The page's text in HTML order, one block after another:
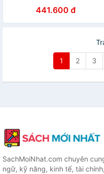
441.600 đ
1 2 3
SachMoiNhat.com chuyên
ngữ, kỹ năng, kinh tế, tài